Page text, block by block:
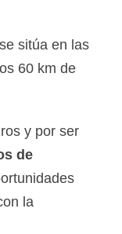
sitúa en las
60 km de
y por ser
de
la